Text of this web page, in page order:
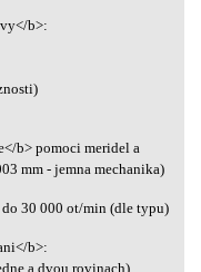
b>:
b> pomoci meridel a
mm - jemna mechanika)
do 30 000 ot/min (dle typu)
b>:
a dvou rovinach)